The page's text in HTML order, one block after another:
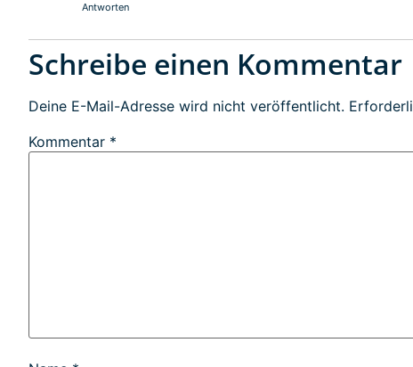
Antworten
Schreibe einen Kommentar
Deine E-Mail-Adresse wird nicht veröffentlicht.
Kommentar *